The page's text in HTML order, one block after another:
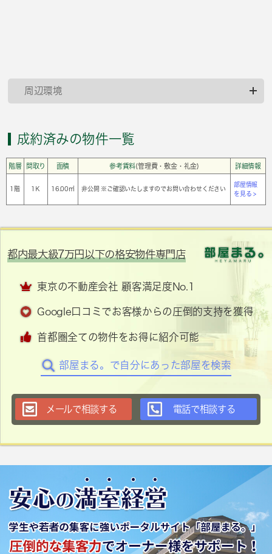
周辺環境
成約済みの物件一覧
階層 間取り 面積 参考賃料(管理費・敷金・礼金) 詳細情報
1階 1Ｋ 16.00㎡ 非公開 ※ご確認いたしますのでお問い合わせください
部屋情報
を見る >
都内最大級7万円以下の格安物件専門店
東京の不動産会社 顧客満足度No.1
Google口コミでお客様からの圧倒的支持を獲得
首都圏全ての物件をお得に紹介可能
部屋まる。で自分にあった部屋を検索
メールで相談する 電話で相談する